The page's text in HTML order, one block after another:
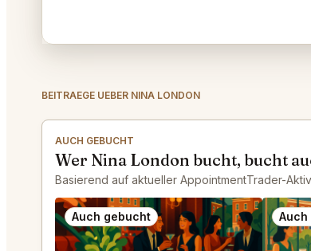
BEITRAEGE UEBER NINA LONDON
AUCH GEBUCHT
Wer Nina London bucht, bucht
Basierend auf aktueller AppointmentTrader-
Auch gebucht